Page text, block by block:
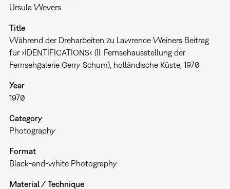
Ursula Wevers
Title
Während der Dreharbeiten zu Lawrence Weiners Beitrag
für ›IDENTIFICATIONS‹ (II. Fernsehausstellung der
Fernsehgalerie Gerry Schum), holländische Küste, 1970
Year
1970
Category
Photography
Format
Black-and-white Photography
Material / Technique